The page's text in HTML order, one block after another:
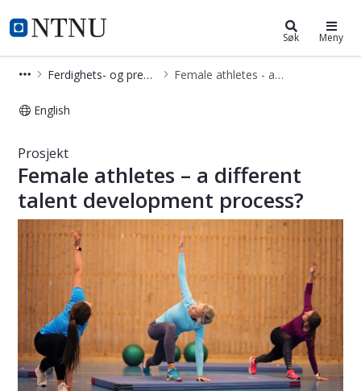
NTNU Hjemmeside
Institutt for sosiologi og Søk Meny
Ferdighets- og prestasjonsutvikling i idrett og skole (SPDSS) Female athletes - a different talent development process?
English
Prosjekt
Female athletes – a different
talent development process?